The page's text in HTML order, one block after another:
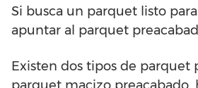
Si busca un parquet listo
apuntar al parquet
Existen dos tipos de parquet